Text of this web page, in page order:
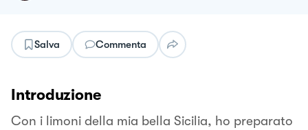
Salva Commenta
Introduzione
Con i limoni della mia bella Sicilia, ho preparato